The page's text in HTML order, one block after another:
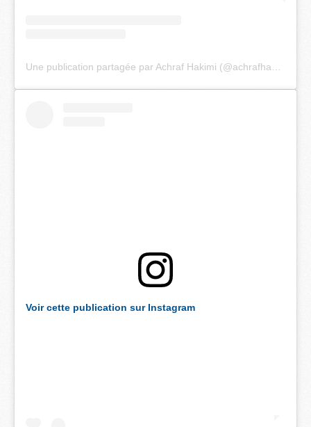
Voir cette publication sur Instagram